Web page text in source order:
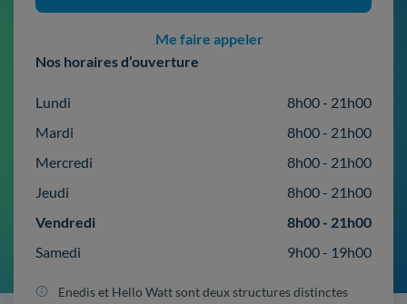
Me faire appeler
Nos horaires d’ouverture
Lundi
8h00 - 21h00
Mardi
8h00 - 21h00
Mercredi
8h00 - 21h00
Jeudi
8h00 - 21h00
Vendredi
8h00 - 21h00
Samedi
9h00 - 19h00
Enedis et Hello Watt sont deux structures distinctes